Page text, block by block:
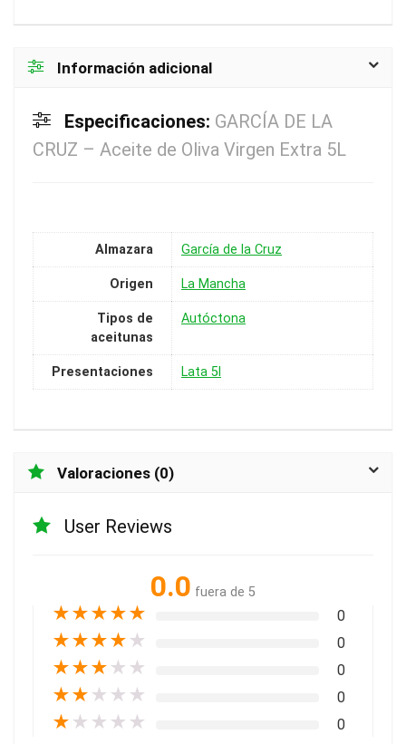
Información adicional
Especificaciones: GARCÍA DE LA
CRUZ – Aceite de Oliva Virgen Extra 5L
Almazara García de la Cruz
Origen La Mancha
Tipos de
aceitunas
Autóctona
Presentaciones Lata 5l
Valoraciones (0)
User Reviews
0.0 fuera de 5
★★★★★ 0
★★★★ ★ 0
★★★ ★ ★ 0
★★ ★ ★ ★ 0
★ ★ ★ ★ ★ 0